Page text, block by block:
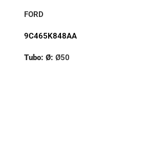
FORD
9C465K848AA
Tubo: Ø:Ø50